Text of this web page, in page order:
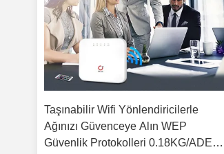
Taşınabilir Wifi Yönlendiricilerle
Ağınızı Güvenceye Alın WEP
Güvenlik Protokolleri 0.18KG/ADET